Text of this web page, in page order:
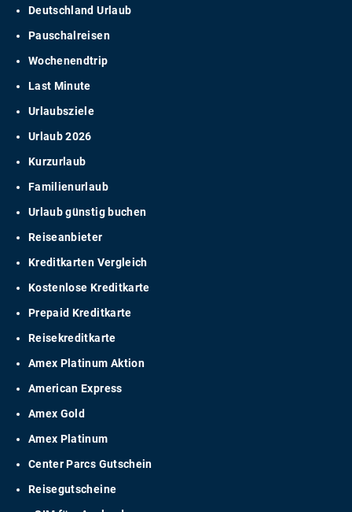
Deutschland Urlaub
Pauschalreisen
Wochenendtrip
Last Minute
Urlaubsziele
Urlaub 2026
Kurzurlaub
Familienurlaub
Urlaub günstig buchen
Reiseanbieter
Kreditkarten Vergleich
Kostenlose Kreditkarte
Prepaid Kreditkarte
Reisekreditkarte
Amex Platinum Aktion
American Express
Amex Gold
Amex Platinum
Center Parcs Gutschein
Reisegutscheine